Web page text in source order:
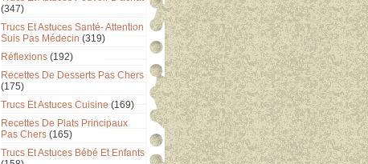
(347)
Trucs Et Astuces Santé- Attention
Suis Pas Médecin (319)
Réflexions (192)
Recettes De Desserts Pas Chers
(175)
Trucs Et Astuces Cuisine (169)
Recettes De Plats Principaux
Pas Chers (165)
Trucs Et Astuces Bébé Et Enfants